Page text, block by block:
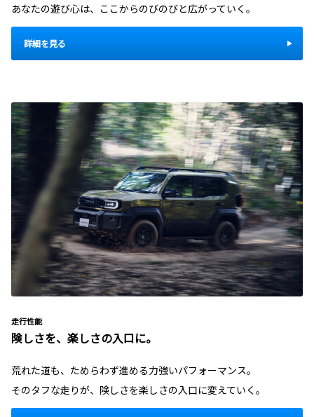
あなたの遊び心は、ここからのびのびと広がっていく。
詳細を見る
走行性能
険しさを、楽しさの入口に。
荒れた道も、ためらわず進める力強いパフォーマンス。
そのタフな走りが、険しさを楽しさの入口に変えていく。